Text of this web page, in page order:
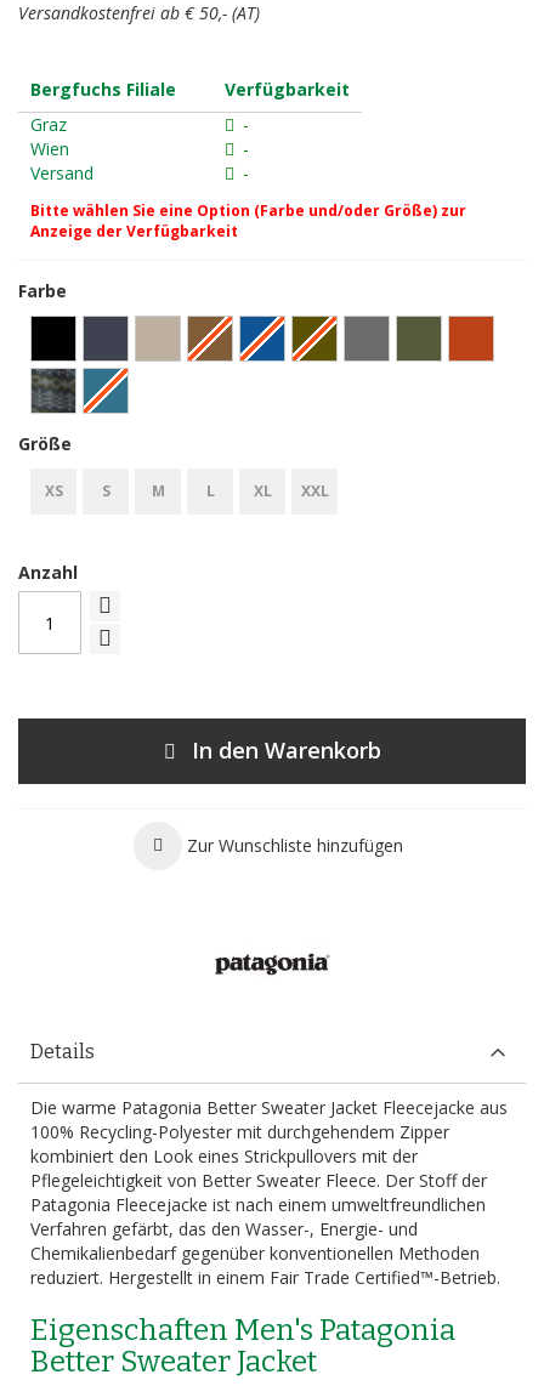
Versandkostenfrei ab € 50,- (AT)
Bergfuchs Filiale
Verfügbarkeit
Graz
-
Wien
-
Versand
-
Bitte wählen Sie eine Option (Farbe und/oder Größe) zur
Anzeige der Verfügbarkeit
Farbe
Größe
XS S M L XL XXL
Anzahl
In den Warenkorb
Zur Wunschliste hinzufügen
Details
Die warme Patagonia Better Sweater Jacket Fleecejacke aus
100% Recycling-Polyester mit durchgehendem Zipper
kombiniert den Look eines Strickpullovers mit der
Pflegeleichtigkeit von Better Sweater Fleece. Der Stoff der
Patagonia Fleecejacke ist nach einem umweltfreundlichen
Verfahren gefärbt, das den Wasser-, Energie- und
Chemikalienbedarf gegenüber konventionellen Methoden
reduziert. Hergestellt in einem Fair Trade Certified™-Betrieb.
Eigenschaften Men's Patagonia
Better Sweater Jacket